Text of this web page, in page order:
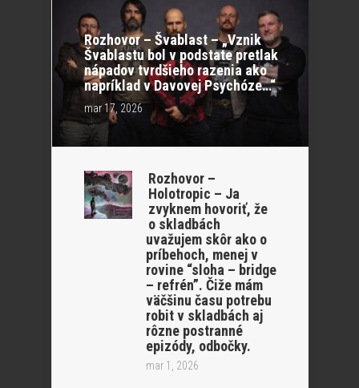
Rozhovor – Švablast – „Vznik
Švablastu bol v podstate pretlak
nápadov tvrdšieho razenia ako
napríklad v Davovej Psychóze…“
mar 17, 2026
Rozhovor –
Holotropic – Ja
zvyknem hovoriť, že
o skladbách
uvažujem skôr ako o
príbehoch, menej v
rovine “sloha – bridge
– refrén”. Čiže mám
väčšinu času potrebu
robit v skladbách aj
rôzne postranné
epizódy, odbočky.
mar 1, 2026